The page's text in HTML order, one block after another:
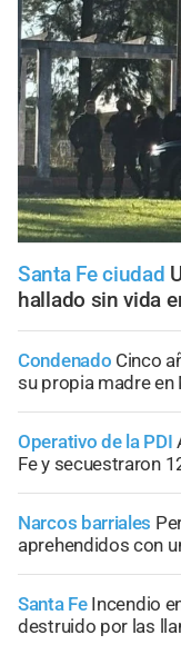
Santa Fe ciudad
hallado sin vida
Condenado Cinco
su propia madre en
Operativo de la PDI
Fe y secuestraron
Narcos barriales
aprehendidos con
Santa Fe Incendio
destruido por las